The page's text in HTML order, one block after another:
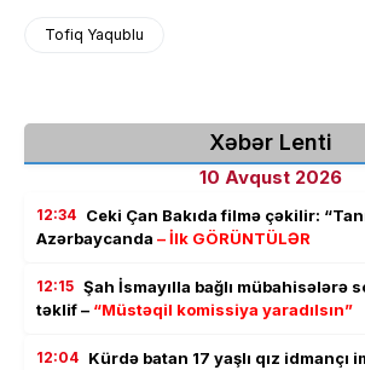
Tofiq Yaqublu
Xəbər Lenti
10 Avqust 2026
12:34 Ceki Çan Bakıda filmə çəkilir:
Azərbaycanda – İlk GÖRÜNTÜLƏR
12:15 Şah İsmayılla bağlı mübahisələrə
təklif – “Müstəqil komissiya yaradılsın”
12:04 Kürdə batan 17 yaşlı qız idmançı